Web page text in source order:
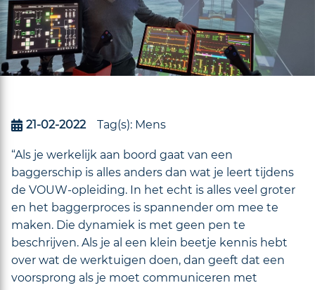
21-02-2022 Tag(s): Mens
“Als je werkelijk aan boord gaat van een
baggerschip is alles anders dan wat je leert tijdens
de VOUW-opleiding. In het echt is alles veel groter
en het baggerproces is spannender om mee te
maken. Die dynamiek is met geen pen te
beschrijven. Als je al een klein beetje kennis hebt
over wat de werktuigen doen, dan geeft dat een
voorsprong als je moet communiceren met